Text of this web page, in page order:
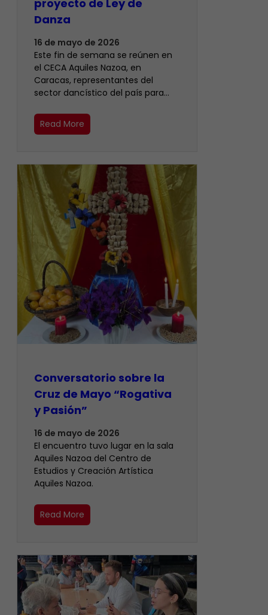
proyecto de Ley de
Danza
16 de mayo de 2026
Este fin de semana se reúnen en
el CECA Aquiles Nazoa, en
Caracas, representantes del
sector dancístico del país para…
Read More
Conversatorio sobre la
Cruz de Mayo “Rogativa
y Pasión”
16 de mayo de 2026
El encuentro tuvo lugar en la sala
Aquiles Nazoa del Centro de
Estudios y Creación Artística
Aquiles Nazoa.
Read More